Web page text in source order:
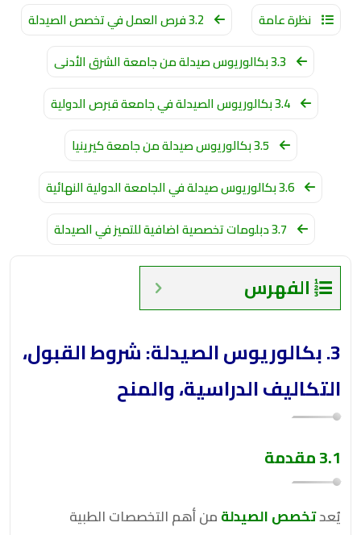
نظرة عامة
3.2 فرص العمل في تخصص الصيدلة
3.4 بكالوريوس الصيدلة في جامعة قبرص الدولية
3.7 دبلومات تخصصية اضافية للتميز في الصيدلة
الفهرس
3. بكالوريوس الصيدلة: شروط القبول،
التكاليف الدراسية، والمنح
3.1 مقدمة
يُعدتخصص الصيدلةمن أهم التخصصات الطبية